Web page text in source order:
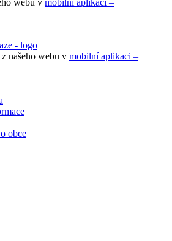
webu v mobilní aplikaci –
našeho webu v mobilní aplikaci –
obce